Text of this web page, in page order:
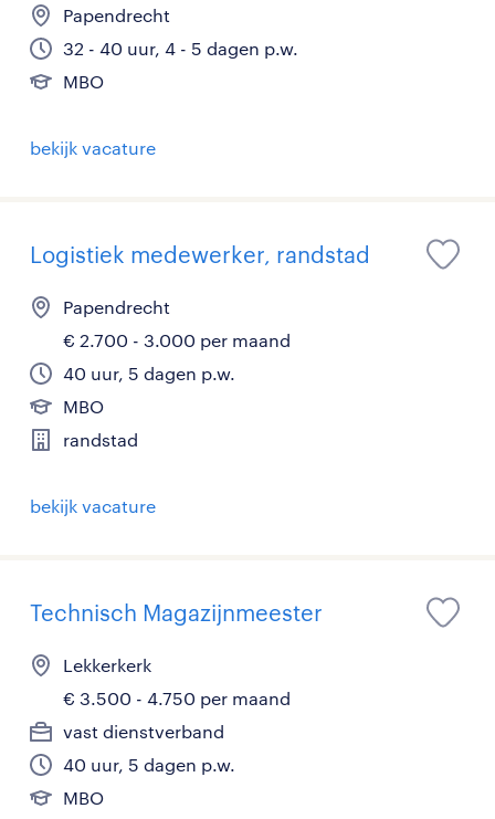
Papendrecht
32 - 40 uur, 4 - 5 dagen p.w.
MBO
bekijk vacature
Logistiek medewerker, randstad
Papendrecht
€ 2.700 - 3.000 per maand
40 uur, 5 dagen p.w.
MBO
randstad
bekijk vacature
Technisch Magazijnmeester
Lekkerkerk
€ 3.500 - 4.750 per maand
vast dienstverband
40 uur, 5 dagen p.w.
MBO